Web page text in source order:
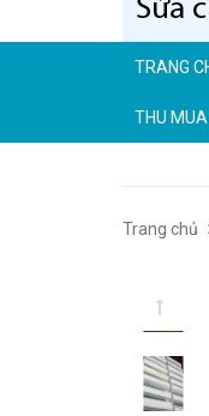
TRANG
THU
Trang chủ